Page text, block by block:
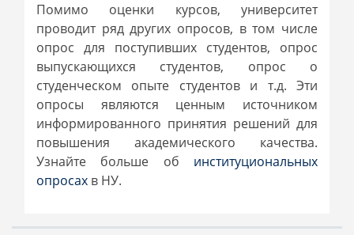
Помимо оценки курсов, университет
проводит ряд других опросов, в том числе
опрос для поступивших студентов, опрос
выпускающихся студентов, опрос о
студенческом опыте студентов и т.д. Эти
опросы являются ценным источником
информированного принятия решений для
повышения академического качества.
Узнайте больше об институциональных
опросах в НУ.